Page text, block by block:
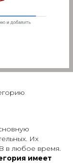
Их
в любое время.
имеет